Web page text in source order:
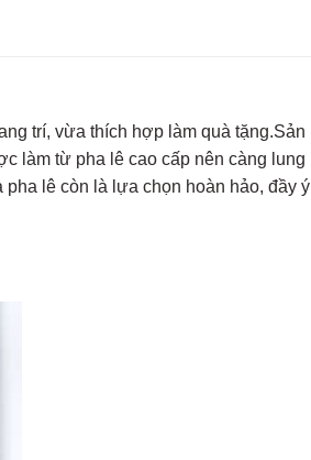
trí, vừa thích hợp làm quà tặng.Sản
làm từ pha lê cao cấp nên càng lung
lê còn là lựa chọn hoàn hảo, đầy ý